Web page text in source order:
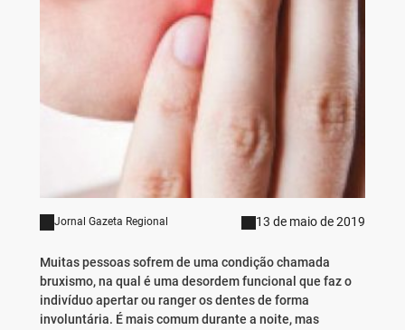
Jornal Gazeta Regional 13 de maio de 2019
Muitas pessoas sofrem de uma condição chamada
bruxismo, na qual é uma desordem funcional que faz o
indivíduo apertar ou ranger os dentes de forma
involuntária. É mais comum durante a noite, mas